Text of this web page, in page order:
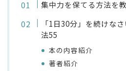
集中力を保てる方法を
「1日30分」を続けな
法55
本の内容紹介
著者紹介